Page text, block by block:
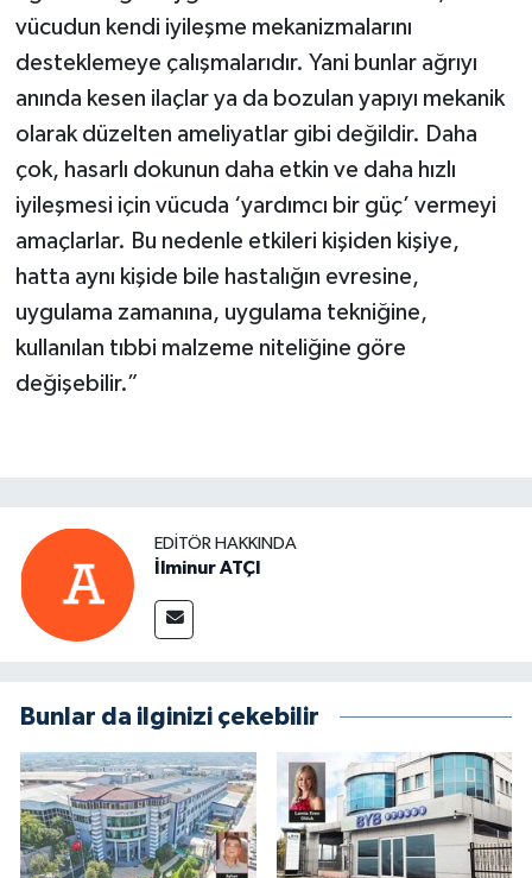
vücudun kendi iyileşme mekanizmalarını
desteklemeye çalışmalarıdır. Yani bunlar ağrıyı
anında kesen ilaçlar ya da bozulan yapıyı mekanik
olarak düzelten ameliyatlar gibi değildir. Daha
çok, hasarlı dokunun daha etkin ve daha hızlı
iyileşmesi için vücuda ‘yardımcı bir güç’ vermeyi
amaçlarlar. Bu nedenle etkileri kişiden kişiye,
hatta aynı kişide bile hastalığın evresine,
uygulama zamanına, uygulama tekniğine,
kullanılan tıbbi malzeme niteliğine göre
değişebilir.”
EDITÖR HAKKINDA
İlminur ATÇI
Bunlar da ilginizi çekebilir